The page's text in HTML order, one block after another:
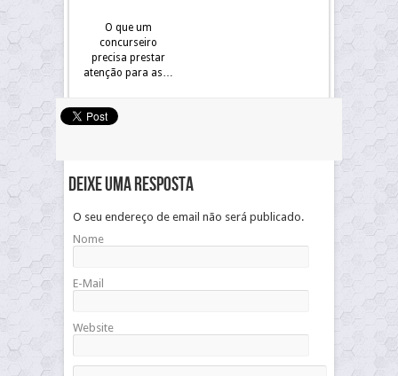
O que um
concurseiro
precisa prestar
atenção para as…
Deixe uma resposta
O seu endereço de email não será publicado.
Nome
E-Mail
Website